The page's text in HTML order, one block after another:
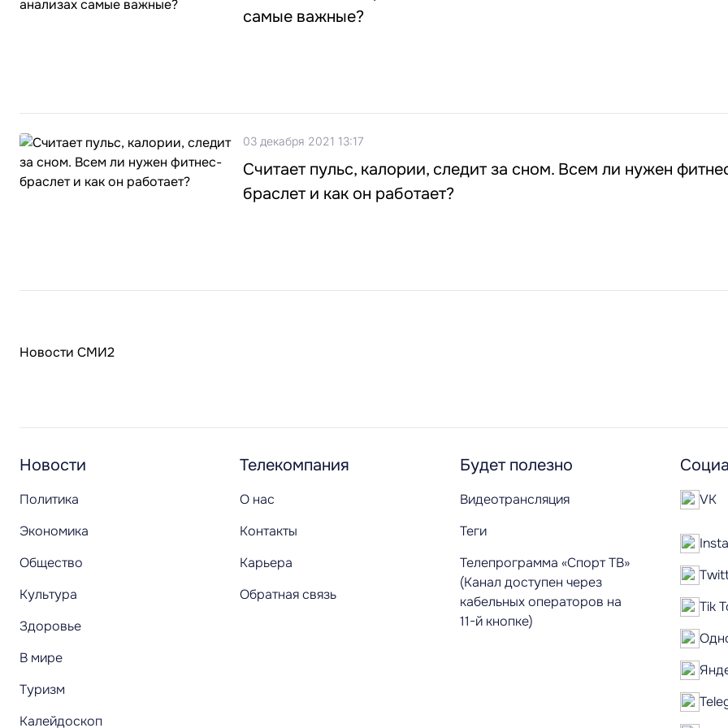
самые важные?
03 декабря 2021 13:17
Считает пульс, калории, следит за сном. Всем ли нужен
браслет и как он работает?
Новости СМИ2
Новости
Политика
Экономика
Общество
Культура
Здоровье
В мире
Туризм
Калейдоскоп
Телекомпания
О нас
Контакты
Карьера
Обратная связь
Будет полезно
Видеотрансляция
Теги
Телепрограмма «Спорт ТВ»
(Канал доступен через
кабельных операторов на
11-й кнопке)
VK
Tik